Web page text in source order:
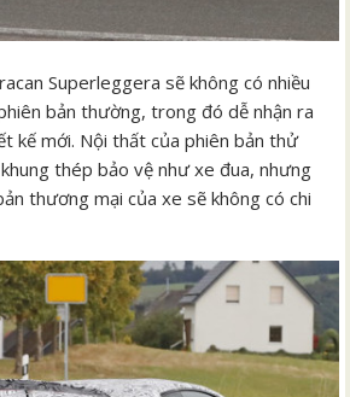
Superleggera sẽ không có nhiều
bản thường, trong đó dễ nhận ra
kế mới. Nội thất của phiên bản thử
thép bảo vệ như xe đua, nhưng
thương mại của xe sẽ không có chi